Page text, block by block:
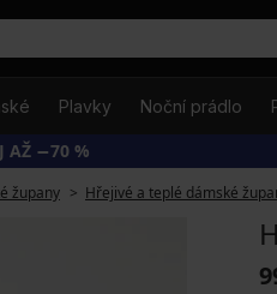
Plavky Noční prádlo
AŽ −70 %
župany Hřejivé a teplé dámské